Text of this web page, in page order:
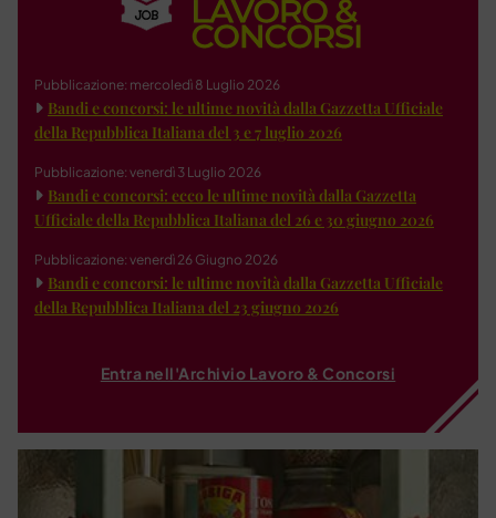
Pubblicazione: mercoledì 8 Luglio 2026
Bandi e concorsi: le ultime novità dalla Gazzetta Ufficiale
della Repubblica Italiana del 3 e 7 luglio 2026
Pubblicazione: venerdì 3 Luglio 2026
Bandi e concorsi: ecco le ultime novità dalla Gazzetta
Ufficiale della Repubblica Italiana del 26 e 30 giugno 2026
Pubblicazione: venerdì 26 Giugno 2026
Bandi e concorsi: le ultime novità dalla Gazzetta Ufficiale
della Repubblica Italiana del 23 giugno 2026
Entra nell'Archivio Lavoro & Concorsi